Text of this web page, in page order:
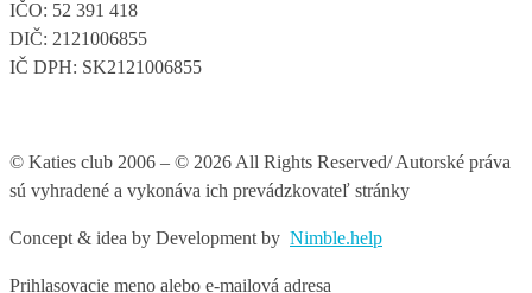
IČO: 52 391 418
DIČ: 2121006855
IČ DPH: SK2121006855
© Katies club 2006 – © 2026 All Rights Reserved/ Autorské práva
sú vyhradené a vykonáva ich prevádzkovateľ stránky
Concept & idea by Development by Nimble.help
Prihlasovacie meno alebo e-mailová adresa